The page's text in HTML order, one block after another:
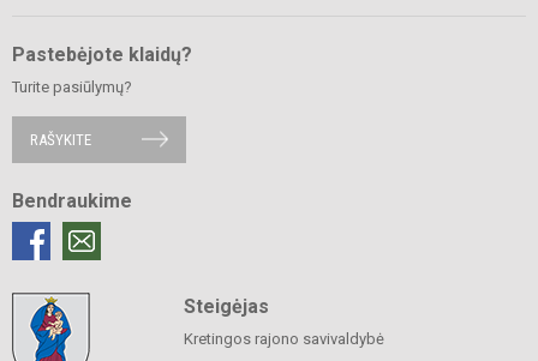
Pastebėjote klaidų?
Turite pasiūlymų?
RAŠYKITE
Bendraukime
Steigėjas
Kretingos rajono savivaldybė